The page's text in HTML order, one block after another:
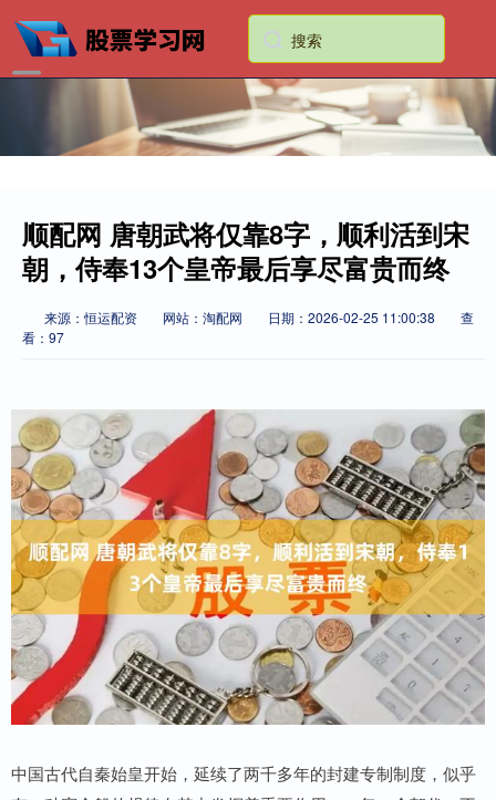
顺配网 唐朝武将仅靠8字，顺利活到宋
朝，侍奉13个皇帝最后享尽富贵而终
来源：恒运配资 网站：淘配网 日期：2026-02-25 11:00:38
查
看：97
中国古代自秦始皇开始，延续了两千多年的封建专制制度，似乎